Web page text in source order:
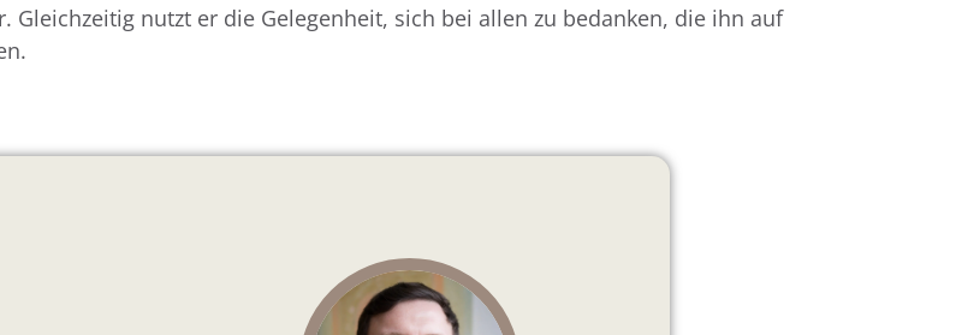
Gleichzeitig nutzt er die Gelegenheit, sich bei allen zu bedanken, die ihn auf